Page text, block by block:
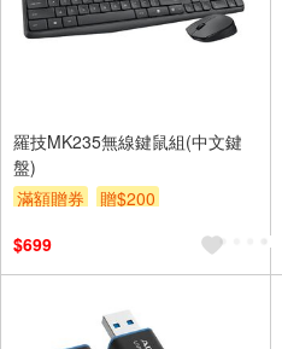
羅技MK235無線鍵鼠組(中文鍵
盤)
滿額贈券
贈$200
$699